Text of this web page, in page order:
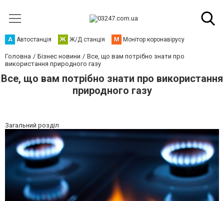
А Автостанція Ж Ж/Д станція М Монітор коронавірусу
Головна Бізнес новини
Все, що вам потрібно знати про
використання природного газу
Все, що вам потрібно знати про використання
природного газу
Загальний розділ